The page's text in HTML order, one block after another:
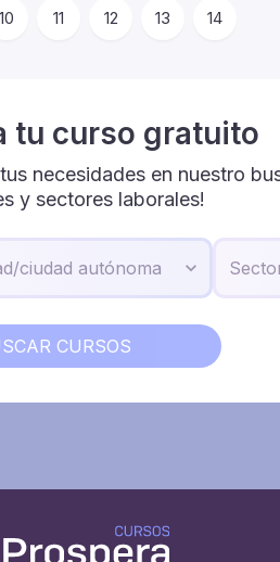
10 11 12 13 14
tu curso gratuito
necesidades en nuestro
y sectores laborales!
CURSOS